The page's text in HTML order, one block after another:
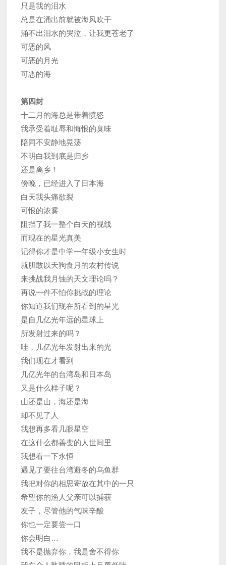
只是我的泪水
总是在涌出前就被海风吹干
涌不出泪水的哭泣，让我更苍老了
可恶的风
可恶的月光
可恶的海
第四封
十二月的海总是带着愤怒
我承受着耻辱和悔恨的臭味
陪同不安静地晃荡
不明白我到底是归乡
还是离乡！
傍晚，已经进入了日本海
白天我头痛欲裂
可恨的浓雾
阻挡了我一整个白天的视线
而现在的星光真美
记得你才是中学一年级小女生时
就胆敢以天狗食月的农村传说
来挑战我月蚀的天文理论吗？
再说一件不怕你挑战的理论
你知道我们现在所看到的星光
是自几亿光年远的星球上
所发射过来的吗？
哇，几亿光年发射出来的光
我们现在才看到
几亿光年的台湾岛和日本岛
又是什么样子呢？
山还是山，海还是海
却不见了人
我想再多看几眼星空
在这什么都善变的人世间里
我想看一下永恒
遇见了要往台湾避冬的乌鱼群
我把对你的相思寄放在其中的一只
希望你的渔人父亲可以捕获
友子，尽管他的气味辛酸
你也一定要尝一口
你会明白…
我不是抛弃你，我是舍不得你